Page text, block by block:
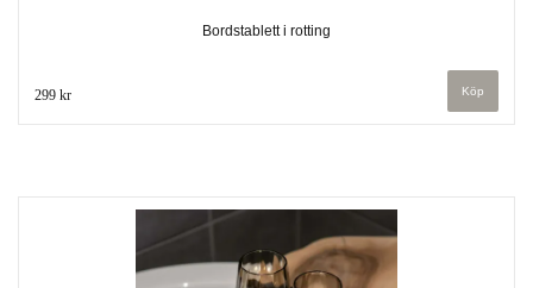
Bordstablett i rotting
299 kr